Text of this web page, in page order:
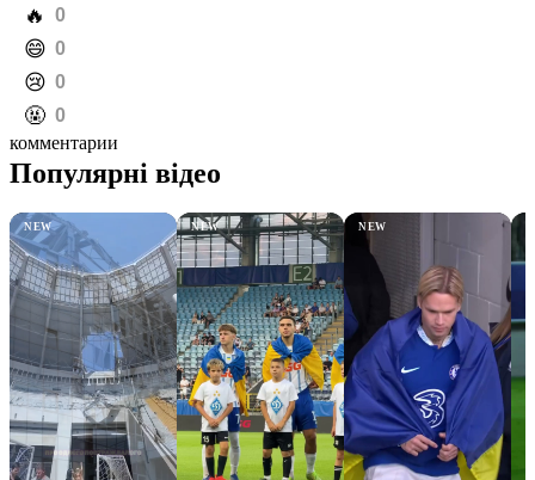
️🔥 0
️😄 0
️😢 0
️🤬 0
комментарии